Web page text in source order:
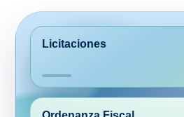
Licitaciones